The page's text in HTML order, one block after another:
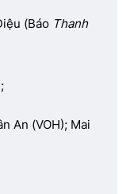
(Báo Thanh
An (VOH); Mai